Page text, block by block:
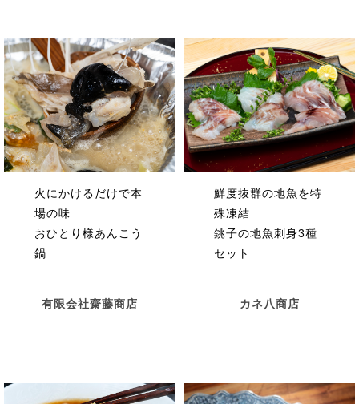
火にかけるだけで本
場の味
おひとり様あんこう
鍋
有限会社齋藤商店
鮮度抜群の地魚を特
殊凍結
銚子の地魚刺身3種
セット
カネ八商店